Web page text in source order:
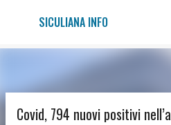
Passa ai
SICULIANA INFO
Covid, 794 nuovi positivi